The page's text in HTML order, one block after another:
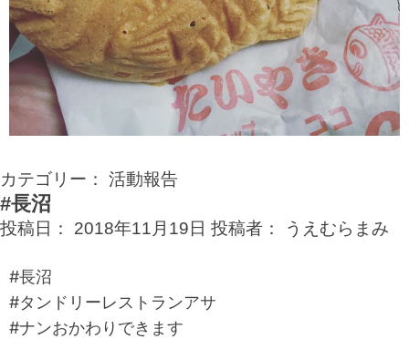
カテゴリー： 活動報告
#長沼
投稿日： 2018年11月19日 投稿者： うえむらまみ
#長沼
#タンドリーレストランアサ
#ナンおかわりできます